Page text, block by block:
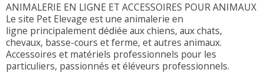
ANIMALERIE EN LIGNE ET ACCESSOIRES POUR ANIMAUX
Le site Pet Elevage est une animalerie en
ligne principalement dédiée aux chiens, aux chats,
chevaux, basse-cours et ferme, et autres animaux.
Accessoires et matériels professionnels pour les
particuliers, passionnés et éléveurs professionnels.